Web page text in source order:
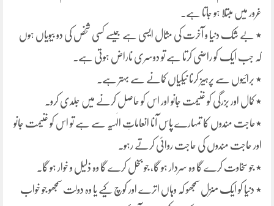
غرور میں مبتلا ہو جاتا ہے۔
٭ بے شک دنیا و آخرت کی مثال ایسی ہے جیسے کسی شخص کی دو بیویاں ہوں
کہ جب ایک کو راضی کرتا ہے تو دوسری ناراض ہوتی ہے۔
٭ برائیوں سے پرہیز کرنا نیکیاں کمانے سے بہتر ہے۔
٭ کمال اور بزرگی کو غنیمت جانو اور اس کو حاصل کرنے میں جلدی کرو۔
٭حاجت مندوں کا تمہارے پاس آنا انعاماتِ الٰہیہ سے ہے تو اس کو غنیمت جانو
اور حاجت مندوں کی حاجت روائی کرتے رہو۔
٭ جو سخاوت کرے گا وہ سردار ہو گا، جو بخل کرے گا وہ ذلیل و خوار ہو گا۔
٭ دنیا کو ایک منزل سمجھو کہ وہاں اترے اور کوچ کیے یا وہ دولت سمجھو جو خواب